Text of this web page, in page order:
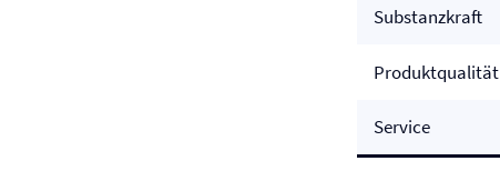
Substanzkraft
Produktqualität
Service